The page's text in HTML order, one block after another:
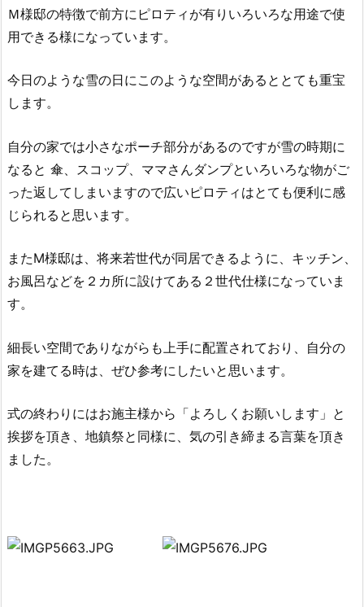
Ｍ様邸の特徴で前方にピロティが有りいろいろな用途で使
用できる様になっています。
今日のような雪の日にこのような空間があるととても重宝
します。
自分の家では小さなポーチ部分があるのですが雪の時期に
なると 傘、スコップ、ママさんダンプといろいろな物がご
った返してしまいますので広いピロティはとても便利に感
じられると思います。
またM様邸は、将来若世代が同居できるように、キッチン、
お風呂などを２カ所に設けてある２世代仕様になっていま
す。
細長い空間でありながらも上手に配置されており、 自分の
家を建てる時は、ぜひ参考にしたいと思います。
式の終わりにはお施主様から「よろしくお願いします」と
挨拶を頂き、地鎮祭と同様に、気の引き締まる言葉を頂き
ました。